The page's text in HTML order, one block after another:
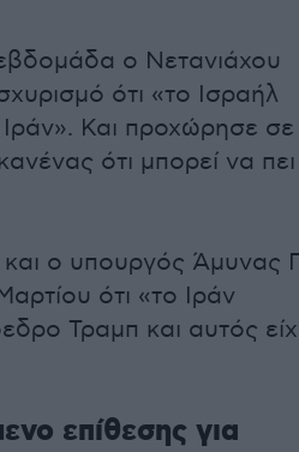
ο Νετανιάχου
ότι «το Ισραήλ
Και προχώρησε σε
ότι μπορεί να πει
ο υπουργός Άμυνας
ότι «το Ιράν
Τραμπ και αυτός
επίθεσης για